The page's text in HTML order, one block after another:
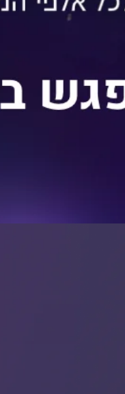
עשיר, מקבל טלפון
את הרכב שלה, נכנס
הוא מוצא את עצמו טס
על הרצון להיות הורה
בבימויו של שבי גביזון.